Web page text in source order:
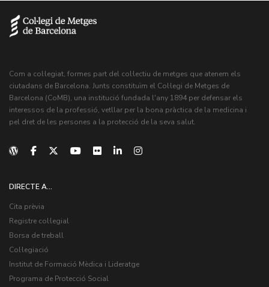
Com a col·legiat, formes part del col·lectiu de metges que atenem els
ciutadans de Barcelona. Junts constituïm el Col·legi de Metges de
Barcelona (CoMB), una institució fundada l'any 1894 per defensar els
interessos de la professió, vetllar per la bona pràctica de la medicina i
pel dret de les persones a la protecció de la seva salut.
DIRECTE A...
Cita prèvia
Registre col·legial
Borsa de treball
Col·legiació
Institut de Formació Mèdica i Lideratge
Programa de Protecció Social